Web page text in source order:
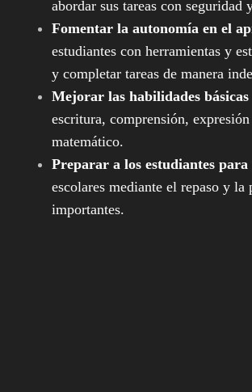
abordar sus tareas con seguridad
Fomentar la autonomía en el
estudiantes con herramientas y
y completar tareas de manera
Mejorar las habilidades básicas
escritura, comprensión,
matemático.
Preparar a los estudiantes para
escolares mediante el repaso y
importantes.